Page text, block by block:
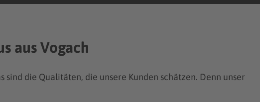
aus Vogach
die Qualitäten, die unsere Kunden schätzen. Denn unser